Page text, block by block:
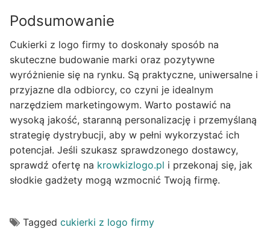
Podsumowanie
Cukierki z logo firmy to doskonały sposób na
skuteczne budowanie marki oraz pozytywne
wyróżnienie się na rynku. Są praktyczne, uniwersalne i
przyjazne dla odbiorcy, co czyni je idealnym
narzędziem marketingowym. Warto postawić na
wysoką jakość, staranną personalizację i przemyślaną
strategię dystrybucji, aby w pełni wykorzystać ich
potencjał. Jeśli szukasz sprawdzonego dostawcy,
sprawdź ofertę na krowkizlogo.pl i przekonaj się, jak
słodkie gadżety mogą wzmocnić Twoją firmę.
Tagged cukierki z logo firmy